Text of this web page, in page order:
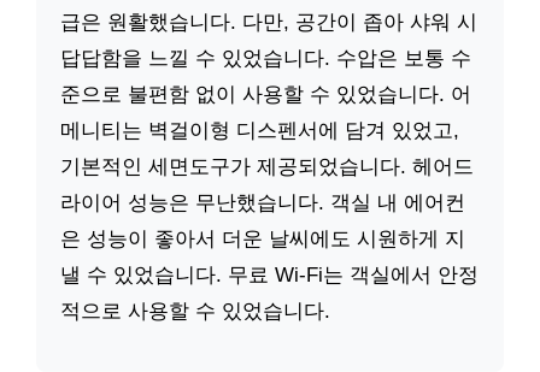
급은 원활했습니다. 다만, 공간이 좁아 샤워 시
답답함을 느낄 수 있었습니다. 수압은 보통 수
준으로 불편함 없이 사용할 수 있었습니다. 어
메니티는 벽걸이형 디스펜서에 담겨 있었고,
기본적인 세면도구가 제공되었습니다. 헤어드
라이어 성능은 무난했습니다. 객실 내 에어컨
은 성능이 좋아서 더운 날씨에도 시원하게 지
낼 수 있었습니다. 무료 Wi-Fi는 객실에서 안정
적으로 사용할 수 있었습니다.